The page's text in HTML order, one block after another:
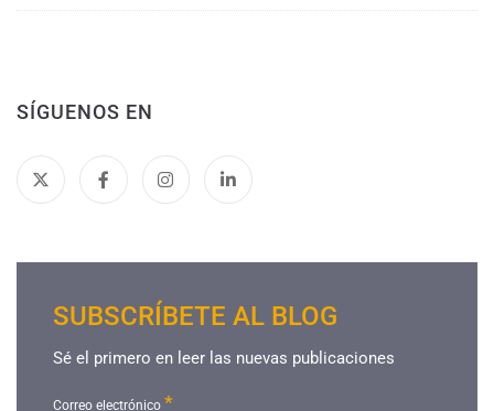
SÍGUENOS EN
SUBSCRÍBETE AL BLOG
Sé el primero en leer las nuevas publicaciones
Correo electrónico*